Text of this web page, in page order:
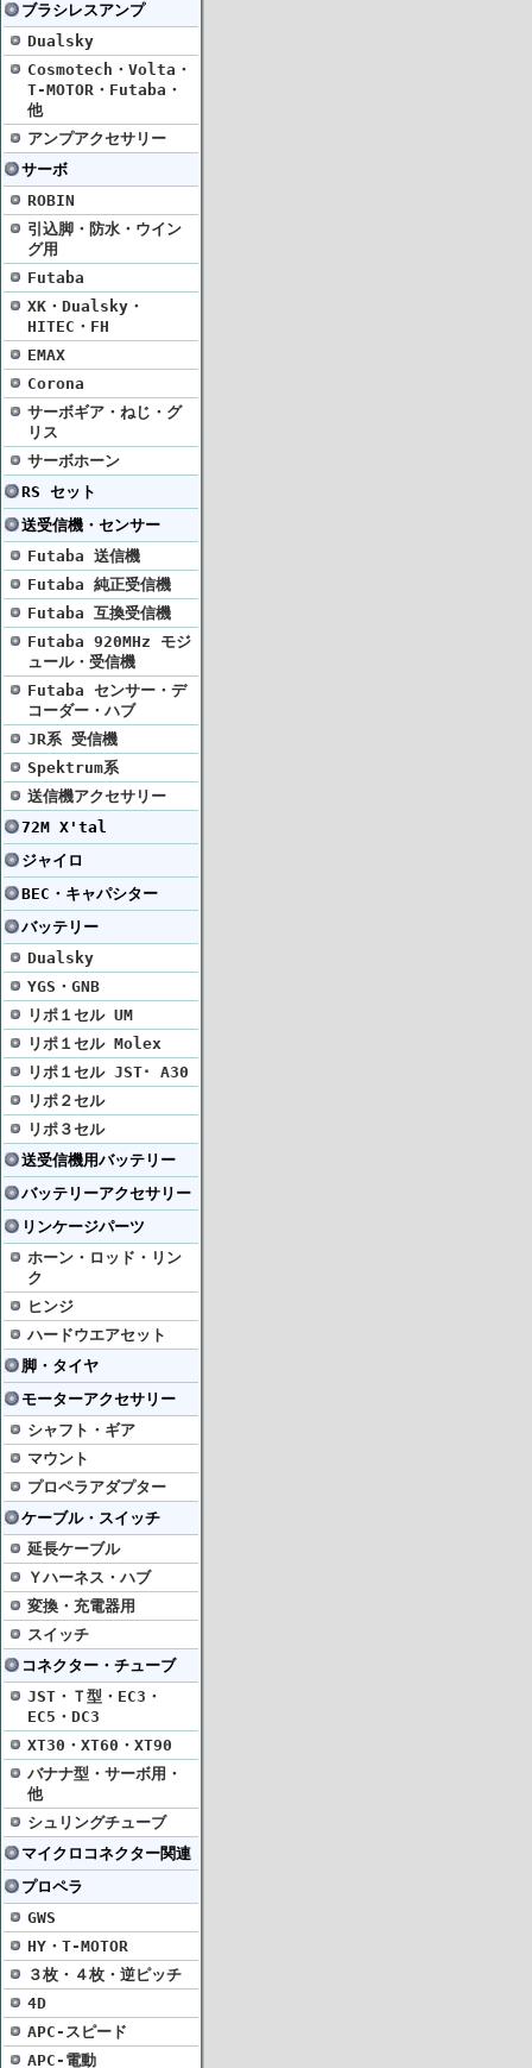
ブラシレスアンプ
Dualsky
Cosmotech・Volta・
T-MOTOR・Futaba・
他
アンプアクセサリー
サーボ
ROBIN
引込脚・防水・ウイン
グ用
Futaba
XK・Dualsky・
HITEC・FH
EMAX
Corona
サーボギア・ねじ・グ
リス
サーボホーン
RS セット
送受信機・センサー
Futaba 送信機
Futaba 純正受信機
Futaba 互換受信機
Futaba 920MHz モジ
ュール・受信機
Futaba センサー・デ
コーダー・ハブ
JR系 受信機
Spektrum系
送信機アクセサリー
72M X'tal
ジャイロ
BEC・キャパシター
バッテリー
Dualsky
YGS・GNB
リポ１セル UM
リポ１セル Molex
リポ１セル JST･ A30
リポ２セル
リポ３セル
送受信機用バッテリー
バッテリーアクセサリー
リンケージパーツ
ホーン・ロッド・リン
ク
ヒンジ
ハードウエアセット
脚・タイヤ
モーターアクセサリー
シャフト・ギア
マウント
プロペラアダプター
ケーブル・スイッチ
延長ケーブル
Ｙハーネス・ハブ
変換・充電器用
スイッチ
コネクター・チューブ
JST・Ｔ型・EC3・
EC5・DC3
XT30・XT60・XT90
バナナ型・サーボ用・
他
シュリングチューブ
マイクロコネクター関連
プロペラ
GWS
HY・T-MOTOR
３枚・４枚・逆ピッチ
4D
APC-スピード
APC-電動